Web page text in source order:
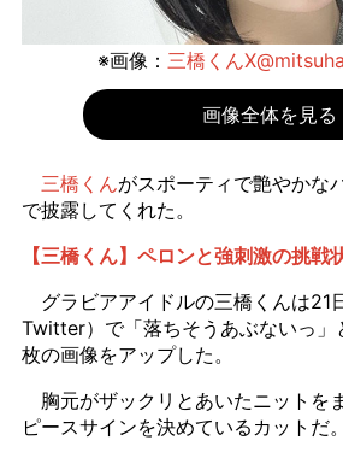
※画像： 三橋くん
画像全体を見る
三橋くんがスポーティで艶やかな
で披露してくれた。
【三橋くん】ペロンと強刺激の挑戦
グラビアアイドルの三橋くんは21
Twitter）で「落ちそうあぶないっ」
枚の画像をアップした。
胸元がザックリとあいたニットを
ピースサインを決めているカットだ。